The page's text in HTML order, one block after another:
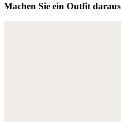
Machen Sie ein Outfit daraus